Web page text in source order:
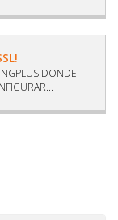
DONDE